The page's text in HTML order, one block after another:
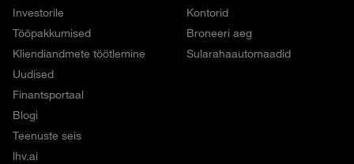
Investorile
Tööpakkumised
Kliendiandmete töötlemine
Uudised
Finantsportaal
Blogi
Teenuste seis
lhv.ai
Kontorid
Broneeri aeg
Sularahaautomaadid